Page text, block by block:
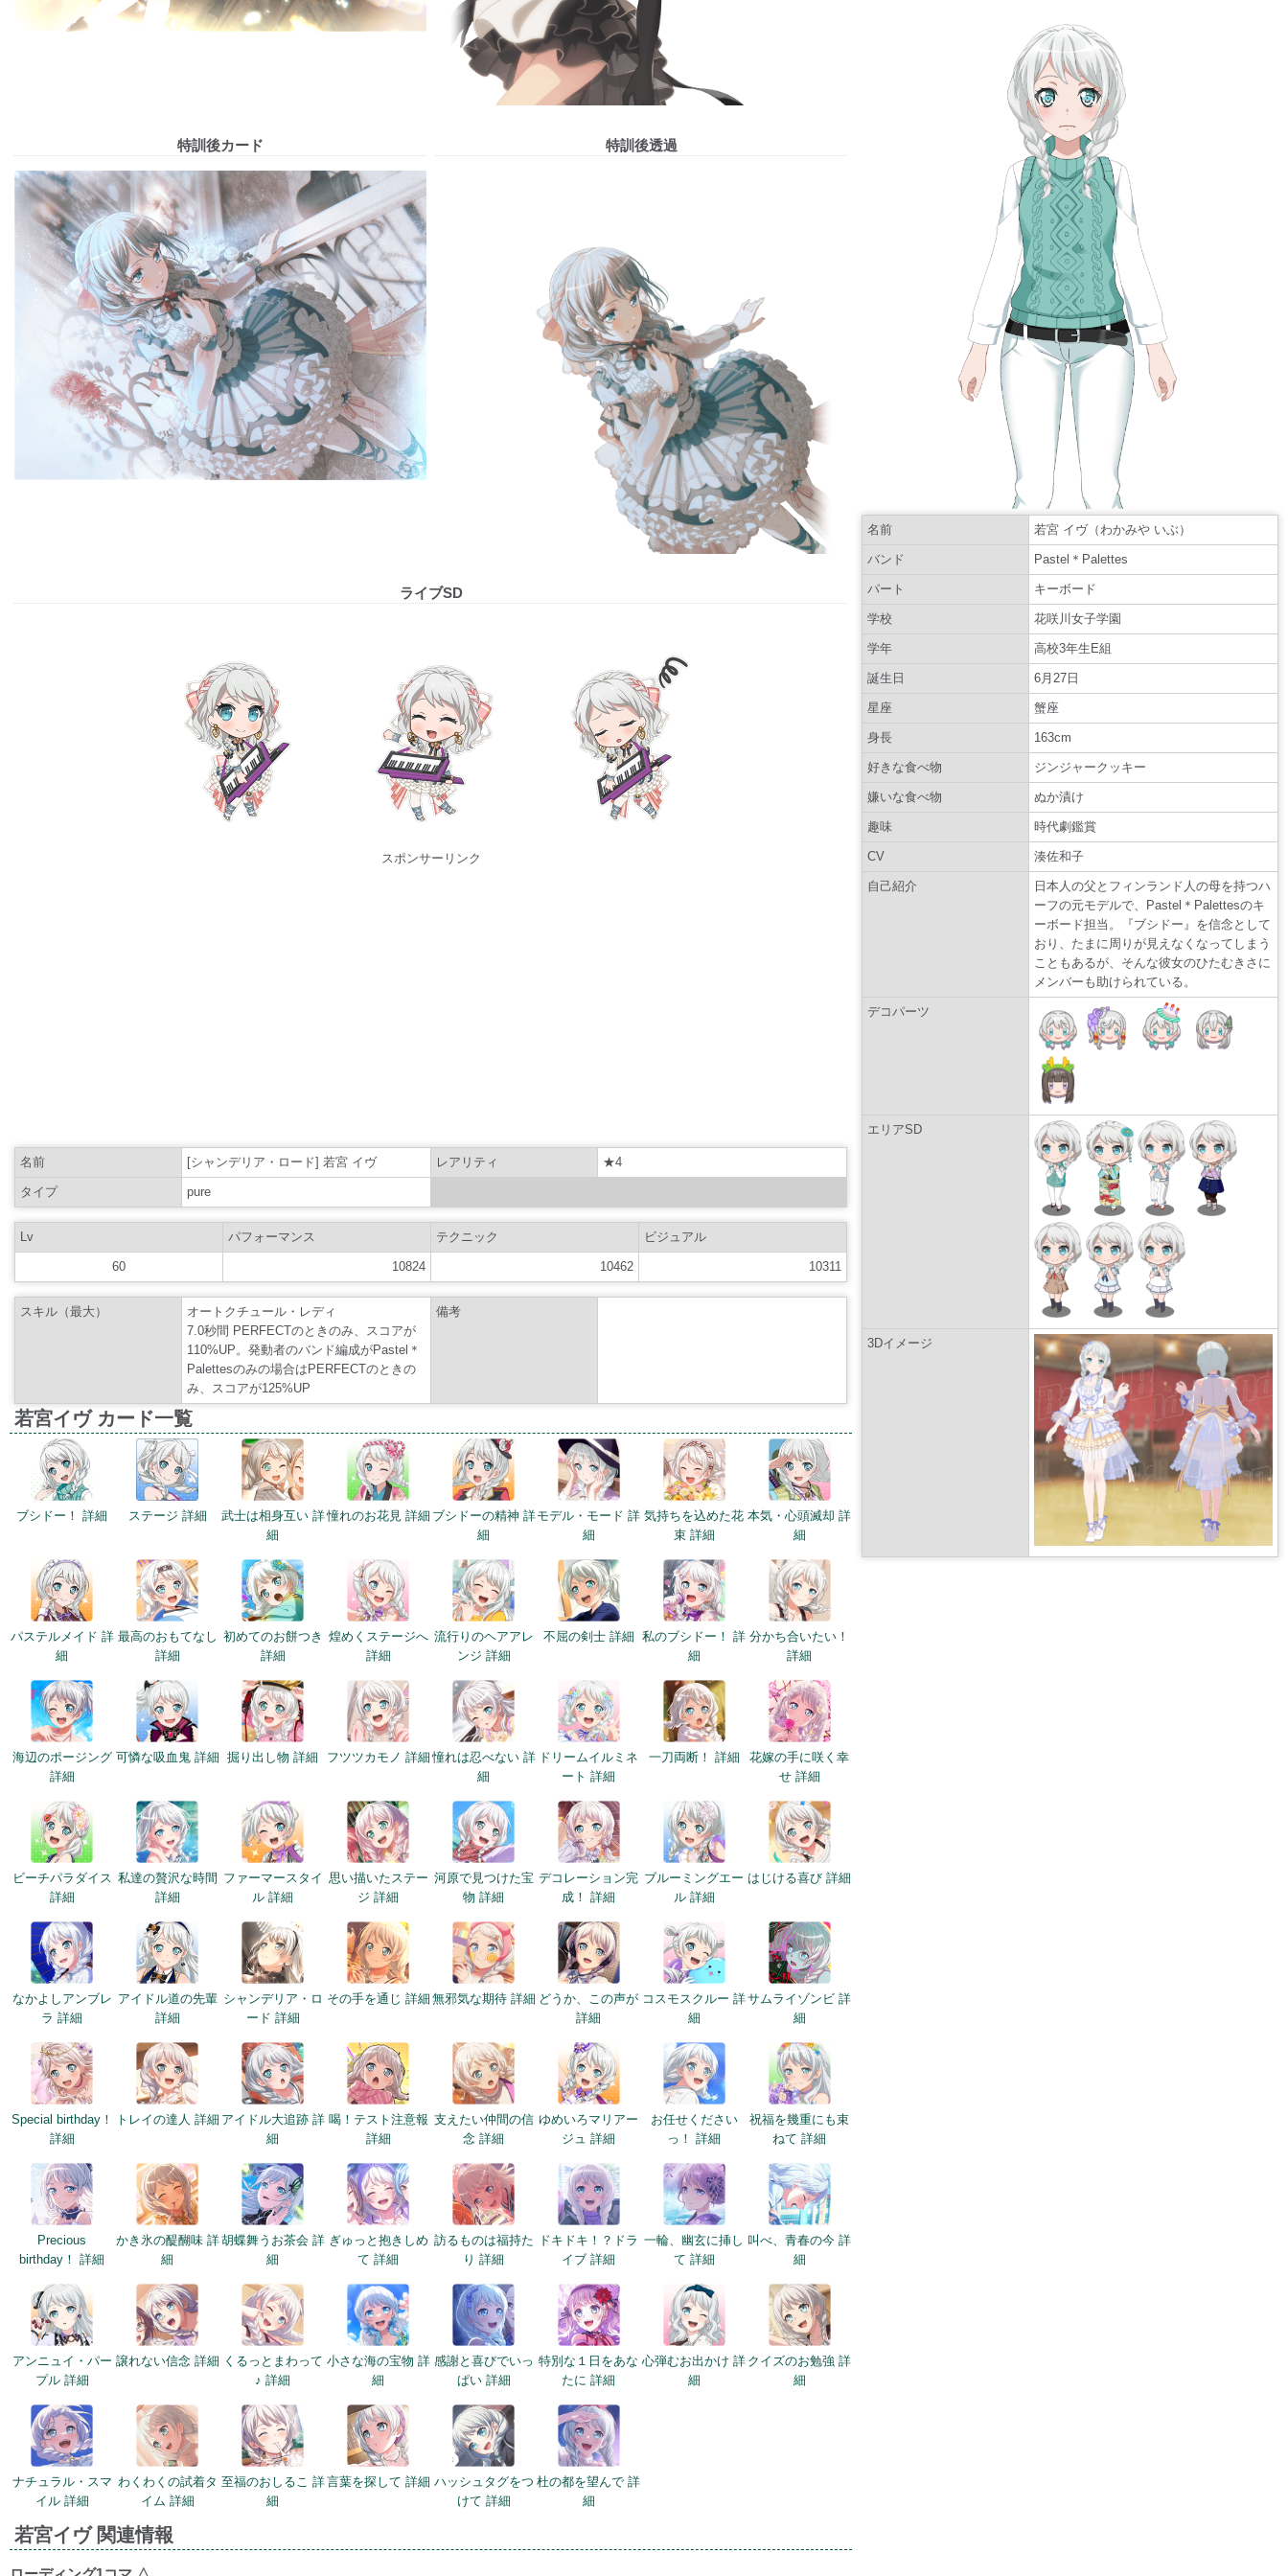
特訓後カード 特訓後透過
ライブSD
スポンサーリンク
名前 [シャンデリア・ロード] 若宮 イヴ レアリティ ★4
タイプ pure
Lv パフォーマンス テクニック ビジュアル
60 10824 10462 10311
スキル（最大）
オートクチュール・レディ
7.0秒間 PERFECTのときのみ、スコアが
110%UP。発動者のバンド編成がPastel＊
Palettesのみの場合はPERFECTのときの
み、スコアが125%UP
備考
若宮イヴ カード一覧
ブシドー！ 詳細 ステージ 詳細
武士は相身互い 詳
細
憧れのお花見 詳細 ブシドーの精神 詳
細
モデル・モード 詳
細
気持ちを込めた花
束 詳細
本気・心頭滅却 詳
細
パステルメイド 詳
細
最高のおもてなし
詳細
初めてのお餅つき
詳細
煌めくステージへ
詳細
流行りのヘアアレ
ンジ 詳細
不屈の剣士 詳細
私のブシドー！ 詳
細
分かち合いたい！
詳細
海辺のポージング
詳細
可憐な吸血鬼 詳細 掘り出し物 詳細 フツツカモノ 詳細憧れは忍べない 詳
細
ドリームイルミネ
ート 詳細
一刀両断！ 詳細
花嫁の手に咲く幸
せ 詳細
ビーチパラダイス
詳細
私達の贅沢な時間
詳細
ファーマースタイ
ル 詳細
思い描いたステー
ジ 詳細
河原で見つけた宝
物 詳細
デコレーション完
成！ 詳細
ブルーミングエー
ル 詳細
はじける喜び 詳細
なかよしアンブレ
ラ 詳細
アイドル道の先輩
詳細
シャンデリア・ロ
ード 詳細
その手を通じ 詳細 無邪気な期待 詳細 どうか、この声が
詳細
コスモスクルー 詳
細
サムライゾンビ 詳
細
Special birthday！
詳細
トレイの達人 詳細 アイドル大追跡 詳
細
喝！テスト注意報
詳細
支えたい仲間の信
念 詳細
ゆめいろマリアー
ジュ 詳細
お任せください
っ！ 詳細
祝福を幾重にも束
ねて 詳細
Precious
birthday！ 詳細
かき氷の醍醐味 詳
細
胡蝶舞うお茶会 詳
細
ぎゅっと抱きしめ
て 詳細
訪るものは福持た
り 詳細
ドキドキ！？ドラ
イブ 詳細
一輪、幽玄に挿し
て 詳細
叫べ、青春の今 詳
細
アンニュイ・パー
プル 詳細
譲れない信念 詳細 くるっとまわって
♪ 詳細
小さな海の宝物 詳
細
感謝と喜びでいっ
ぱい 詳細
特別な１日をあな
たに 詳細
心弾むお出かけ 詳
細
クイズのお勉強 詳
細
ナチュラル・スマ
イル 詳細
わくわくの試着タ
イム 詳細
至福のおしるこ 詳
細
言葉を探して 詳細 ハッシュタグをつ
けて 詳細
杜の都を望んで 詳
細
若宮イヴ 関連情報
名前 若宮 イヴ（わかみや いぶ）
バンド Pastel＊Palettes
パート キーボード
学校 花咲川女子学園
学年 高校3年生E組
誕生日 6月27日
星座 蟹座
身長 163cm
好きな食べ物 ジンジャークッキー
嫌いな食べ物 ぬか漬け
趣味 時代劇鑑賞
CV 湊佐和子
自己紹介
日本人の父とフィンランド人の母を持つハ
ーフの元モデルで、Pastel＊Palettesのキ
ーボード担当。『ブシドー』を信念として
おり、たまに周りが見えなくなってしまう
こともあるが、そんな彼女のひたむきさに
メンバーも助けられている。
デコパーツ
エリアSD
3Dイメージ